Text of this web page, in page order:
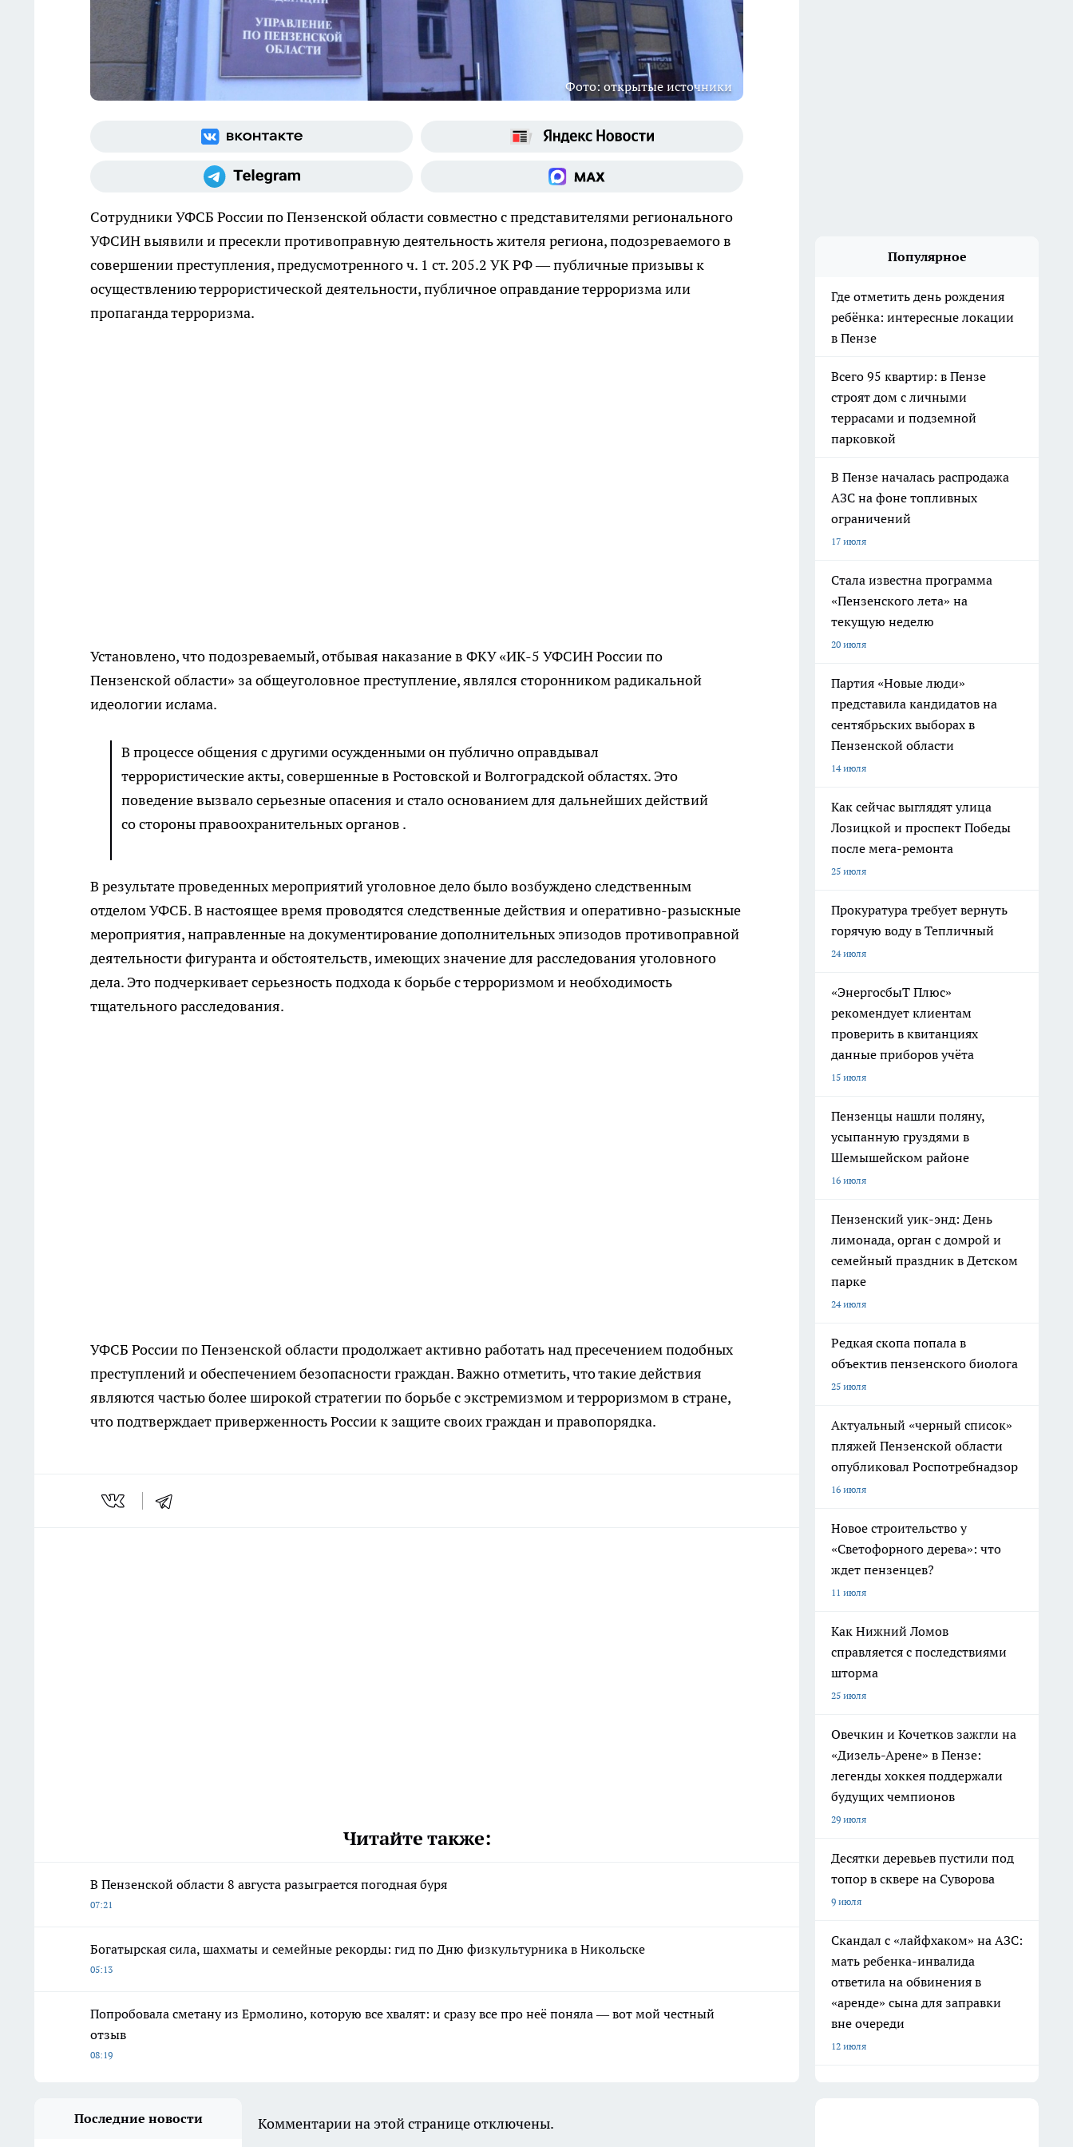
Фото: открытые источники
Сотрудники УФСБ России по Пензенской области совместно с представителями регионального
УФСИН выявили и пресекли противоправную деятельность жителя региона, подозреваемого в
совершении преступления, предусмотренного ч. 1 ст. 205.2 УК РФ — публичные призывы к
осуществлению террористической деятельности, публичное оправдание терроризма или
пропаганда терроризма.
Установлено, что подозреваемый, отбывая наказание в ФКУ «ИК-5 УФСИН России по
Пензенской области» за общеуголовное преступление, являлся сторонником радикальной
идеологии ислама.
В процессе общения с другими осужденными он публично оправдывал
террористические акты, совершенные в Ростовской и Волгоградской областях. Это
поведение вызвало серьезные опасения и стало основанием для дальнейших действий
со стороны правоохранительных органов .
В результате проведенных мероприятий уголовное дело было возбуждено следственным
отделом УФСБ. В настоящее время проводятся следственные действия и оперативно-разыскные
мероприятия, направленные на документирование дополнительных эпизодов противоправной
деятельности фигуранта и обстоятельств, имеющих значение для расследования уголовного
дела. Это подчеркивает серьезность подхода к борьбе с терроризмом и необходимость
тщательного расследования.
УФСБ России по Пензенской области продолжает активно работать над пресечением подобных
преступлений и обеспечением безопасности граждан. Важно отметить, что такие действия
являются частью более широкой стратегии по борьбе с экстремизмом и терроризмом в стране,
что подтверждает приверженность России к защите своих граждан и правопорядка.
Читайте также:
В Пензенской области 8 августа разыграется погодная буря
07:21
Богатырская сила, шахматы и семейные рекорды: гид по Дню физкультурника в Никольске
05:13
Попробовала сметану из Ермолино, которую все хвалят: и сразу все про неё поняла — вот мой честный
отзыв
08:19
Популярное
Где отметить день рождения
ребёнка: интересные локации
в Пензе
Всего 95 квартир: в Пензе
строят дом с личными
террасами и подземной
парковкой
В Пензе началась распродажа
АЗС на фоне топливных
ограничений
17 июля
Стала известна программа
«Пензенского лета» на
текущую неделю
20 июля
Партия «Новые люди»
представила кандидатов на
сентябрьских выборах в
Пензенской области
14 июля
Как сейчас выглядят улица
Лозицкой и проспект Победы
после мега-ремонта
25 июля
Прокуратура требует вернуть
горячую воду в Тепличный
24 июля
«ЭнергосбыТ Плюс»
рекомендует клиентам
проверить в квитанциях
данные приборов учёта
15 июля
Пензенцы нашли поляну,
усыпанную груздями в
Шемышейском районе
16 июля
Пензенский уик-энд: День
лимонада, орган с домрой и
семейный праздник в Детском
парке
24 июля
Редкая скопа попала в
объектив пензенского биолога
25 июля
Актуальный «черный список»
пляжей Пензенской области
опубликовал Роспотребнадзор
16 июля
Новое строительство у
«Светофорного дерева»: что
ждет пензенцев?
11 июля
Как Нижний Ломов
справляется с последствиями
шторма
25 июля
Овечкин и Кочетков зажгли на
«Дизель-Арене» в Пензе:
легенды хоккея поддержали
будущих чемпионов
29 июля
Десятки деревьев пустили под
топор в сквере на Суворова
9 июля
Скандал с «лайфхаком» на АЗС:
мать ребенка-инвалида
ответила на обвинения в
«аренде» сына для заправки
вне очереди
12 июля
Последние новости Комментарии на этой странице отключены.